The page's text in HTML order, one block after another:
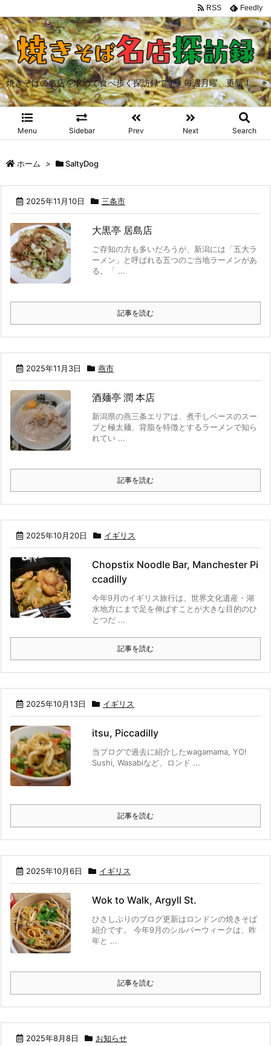
焼きそばの名店を求めて食べ歩く探訪録です。毎週月曜、更新！
Menu Sidebar Prev Next Search
RSS Feedly
ホーム > SaltyDog
2025年11月10日 三条市
大黒亭 居島店
ご存知の方も多いだろうが、新潟には「五大ラ
ーメン」と呼ばれる五つのご当地ラーメンがあ
る。「 ...
記事を読む
2025年11月3日 燕市
酒麺亭 潤 本店
新潟県の燕三条エリアは、煮干しベースのスー
プと極太麺、背脂を特徴とするラーメンで知ら
れてい ...
記事を読む
2025年10月20日 イギリス
Chopstix Noodle Bar, Manchester Pi
ccadilly
今年9月のイギリス旅行は、世界文化遺産・湖
水地方にまで足を伸ばすことが大きな目的のひ
とつだ ...
記事を読む
2025年10月13日 イギリス
itsu, Piccadilly
当ブログで過去に紹介したwagamama, YO!
Sushi, Wasabiなど、ロンド ...
記事を読む
2025年10月6日 イギリス
Wok to Walk, Argyll St.
ひさしぶりのブログ更新はロンドンの焼きそば
紹介です。 今年9月のシルバーウィークは、昨
年と ...
記事を読む
2025年8月8日 お知らせ